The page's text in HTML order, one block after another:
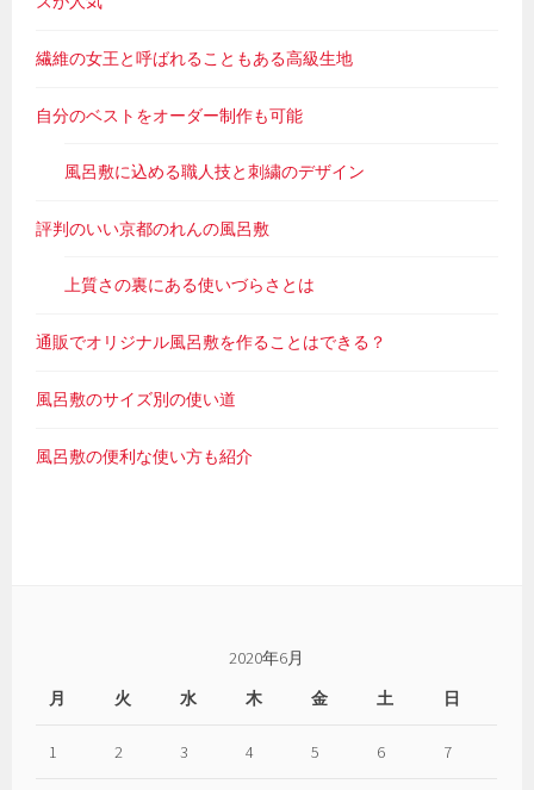
繊維の女王と呼ばれることもある高級生地
自分のベストをオーダー制作も可能
風呂敷に込める職人技と刺繍のデザイン
評判のいい京都のれんの風呂敷
上質さの裏にある使いづらさとは
通販でオリジナル風呂敷を作ることはできる？
風呂敷のサイズ別の使い道
風呂敷の便利な使い方も紹介
2020年6月
月
火 水 木 金 土 日
1 2 3 4 5 6 7